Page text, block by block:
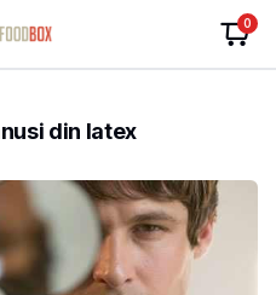
0
din latex